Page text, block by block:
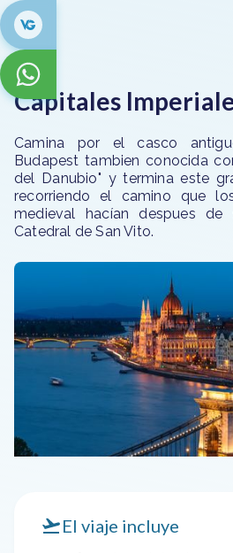
Capitales
Camina por el casco
Budapest tambien conocida
del Danubio" y termina este
recorriendo el camino que
medieval hacían despues
Catedral de San Vito.
El viaje incluye